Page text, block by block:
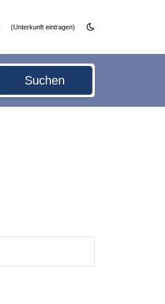
(Unterkunft eintragen)
Suchen